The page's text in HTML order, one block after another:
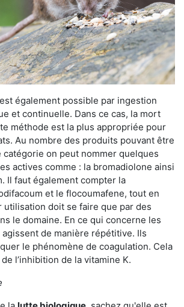
également possible par ingestion
et continuelle. Dans ce cas, la mort
méthode est la plus appropriée pour
Au nombre des produits pouvant être
on peut nommer quelques
actives comme : la bromadiolone ainsi
Il faut également compter la
et le flocoumafene, tout en
utilisation doit se faire que par des
le domaine. En ce qui concerne les
de manière répétitive. Ils
le phénomène de coagulation. Cela
l’inhibition de la vitamine K.